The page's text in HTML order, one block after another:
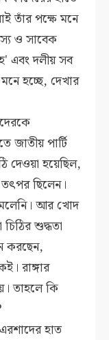
তাঁর পক্ষে মনে
ও সাবেক
এবং দলীয় সব
হচ্ছে, দেখার
জাতীয় পার্টি
দেওয়া হয়েছিল,
তৎপর ছিলেন।
আর খোদ
শুদ্ধতা
করছেন,
রাঙ্গার
তাহলে কি
হাত